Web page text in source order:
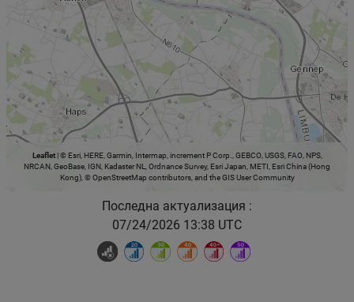
Leaflet |© Esri, HERE, Garmin, Intermap, increment P Corp., GEBCO, USGS, FAO, NPS,
NRCAN, GeoBase, IGN, Kadaster NL, Ordnance Survey, Esri Japan, METI, Esri China (Hong
Kong), © OpenStreetMap contributors, and the GIS User Community
Последна актуализация :
07/24/2026 13:38 UTC